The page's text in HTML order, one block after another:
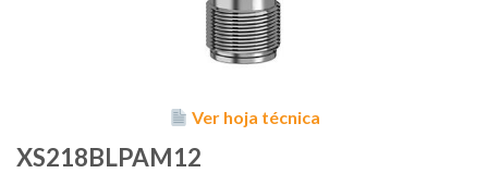
Ver hoja técnica
XS218BLPAM12